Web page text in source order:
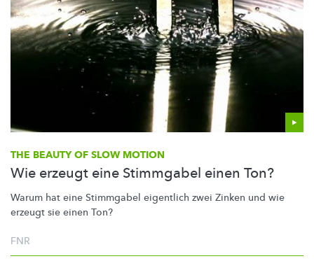
THE BEAUTY OF SLOW MOTION
Wie erzeugt eine Stimmgabel einen Ton?
Warum hat eine Stimmgabel eigentlich zwei Zinken und wie
erzeugt sie einen Ton?
FNR